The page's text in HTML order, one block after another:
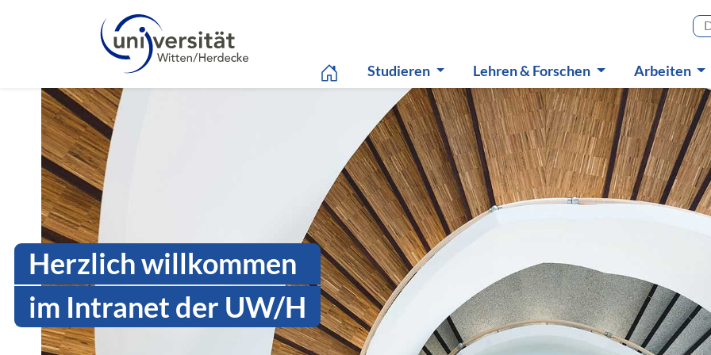
Intranet Uni WH | Login
Sprachmenü
Studieren
Untermenü
Lehren & Forschen
Untermenü
Arbeiten
Herzlich willkommen
im Intranet der UW/H